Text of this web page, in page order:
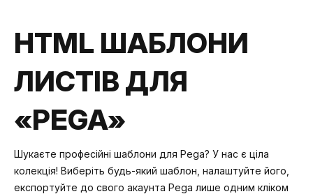
HTML ШАБЛОНИ
ЛИСТІВ ДЛЯ
«PEGA»
Шукаєте професійні шаблони для Pega? У нас є ціла
колекція! Виберіть будь-який шаблон, налаштуйте його,
експортуйте до свого акаунта Pega лише одним кліком